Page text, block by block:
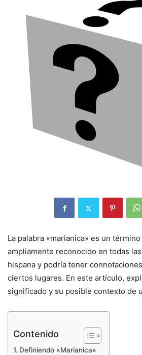
La palabra «marianica» es un
ampliamente reconocido en todas
hispana y podría tener
ciertos lugares. En este artículo,
significado y su posible contexto de
Contenido
Definiendo «Marianica»